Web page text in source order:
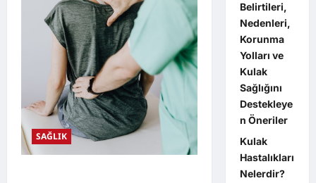
SAĞLIK
Belirtileri,
Nedenleri,
Korunma
Yolları ve
Kulak
Sağlığını
Destekleye
n Öneriler
Kulak
Hastalıkları
Nelerdir?